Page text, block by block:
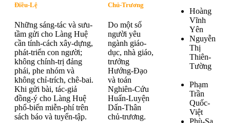
Điều-Lệ
Những sáng-tác và sưu-
tầm gửi cho Làng Huệ
cần tính-cách xây-dựng,
phát-triển con người;
không chính-trị đảng
phái, phe nhóm và
không chỉ-trích, chê-bai.
Khi gửi bài, tác-giả
đồng-ý cho Làng Huệ
phổ-biến miễn-phí trên
sách báo và tuyển-tập.
Chủ-Trương
Do một số
người yêu
ngành giáo-
dục, nhà giáo,
trưởng
Hướng-Đạo
và toán
Nghiên-Cứu
Huấn-Luyện
Dấn-Thân
chủ-trương.
Hoàng
Vĩnh
Yên
Nguyễn
Thị
Thiên-
Tường
Phạm
Trần
Quốc-
Việt
Phù-Sa